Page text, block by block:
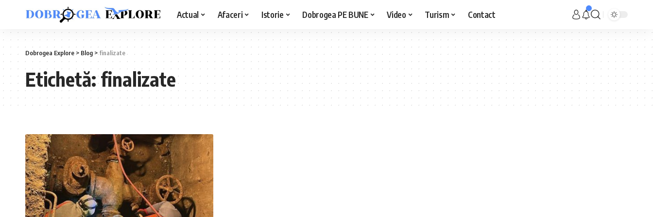
Actual Afaceri Istorie Dobrogea PE BUNE Video Turism Contact
Dobrogea Explore> Blog >finalizate
Etichetă:finalizate